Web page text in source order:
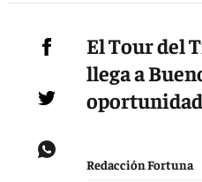
El Tour del
llega a
oportunidad
Redacción Fortuna